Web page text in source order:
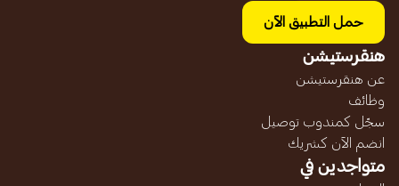
حمل التطبيق الآن
هنقرستيشن
عن هنقرستيشن
وظائف
سجّل كمندوب توصيل
انضم الآن كشريك
متواجدين في